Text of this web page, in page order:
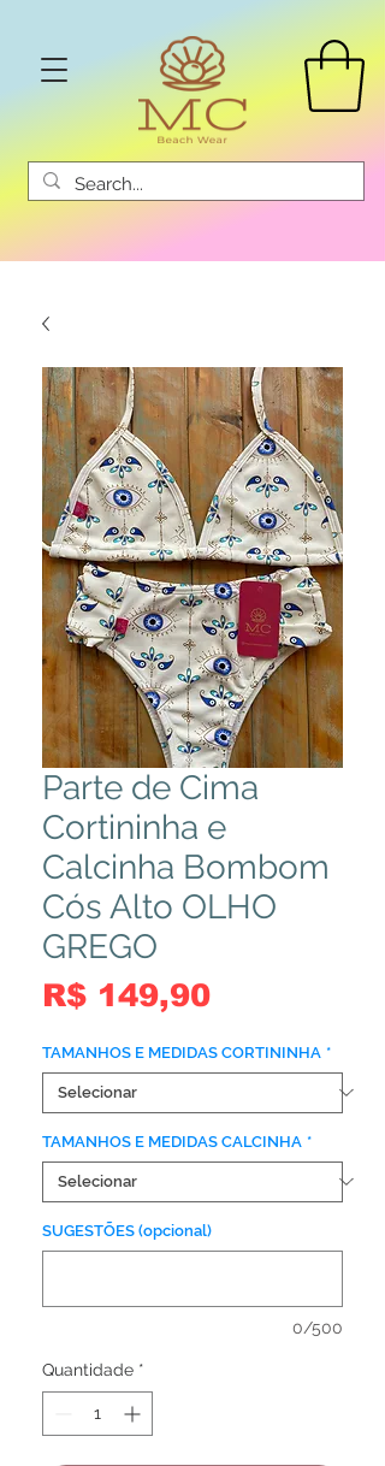
Parte de Cima
Cortininha e
Calcinha Bombom
Cós Alto OLHO
GREGO
R$ 149,90Preço
TAMANHOS E MEDIDAS CORTININHA *
TAMANHOS E MEDIDAS CALCINHA *
SUGESTÕES (opcional)
0/500
Quantidade *